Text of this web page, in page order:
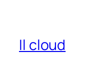
Il cloud